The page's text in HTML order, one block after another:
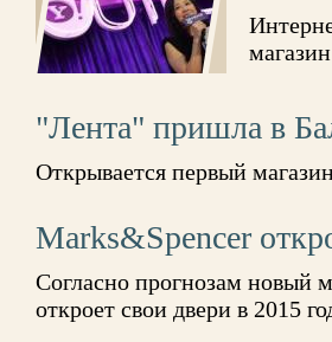
"Лента" пришла в
Открывается первый
Marks&Spencer
Согласно прогнозам новый
откроет свои двери в 2015